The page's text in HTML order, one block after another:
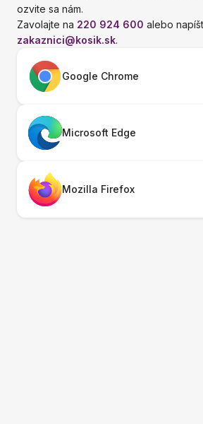
ozvite sa nám.
Zavolajte na 220 924 600 alebo
zakaznici@kosik.sk.
Google Chrome
Microsoft Edge
Mozilla Firefox